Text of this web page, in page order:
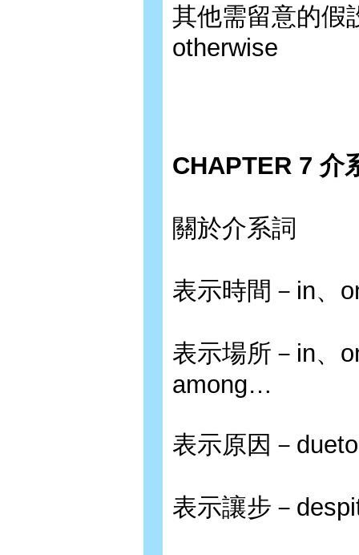
其他需留意的假
otherwise
CHAPTER 7 介
關於介系詞
表示時間－in、
表示場所－in、
among…
表示原因－
表示讓步－